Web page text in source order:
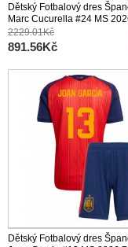
Dětský Fotbalový dres
Marc Cucurella #24 MS
Krátký Rukáv (+ trenýrky)
2229.01Kč
891.56Kč
Dětský Fotbalový dres